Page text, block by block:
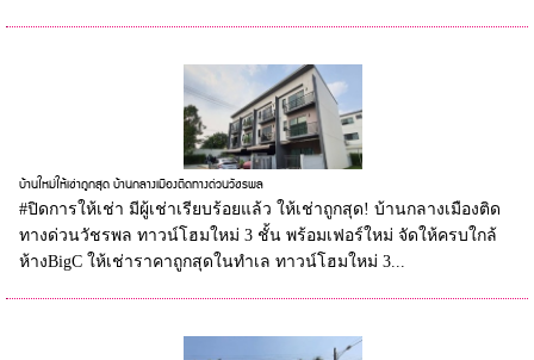
บ้านใหม่ให้เช่าถูกสุด บ้านกลางเมืองติดทางด่วนวัชรพล
#ปิดการให้เช่า มีผู้เช่าเรียบร้อยแล้ว ให้เช่าถูกสุด! บ้านกลางเมืองติด
ทางด่วนวัชรพล ทาวน์โฮมใหม่ 3 ชั้น พร้อมเฟอร์ใหม่ จัดให้ครบใกล้
ห้างBigC ให้เช่าราคาถูกสุดในทำเล ทาวน์โฮมใหม่ 3...